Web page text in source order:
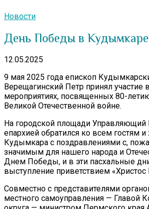
Новости
День Победы в Кудымкаре
12.05.2025
9 мая 2025 года епископ
Верещагинский Петр принял участие
мероприятиях, посвященных 80-
Великой Отечественной войне.
На городской площади
епархией обратился ко всем гостям
Кудымкара с поздравлениями с,
значимым для нашего народа и
Днем Победы, и в эти пасхальные
выступление приветствием «Христос
Совместно с представителями
местного самоуправления — Главой